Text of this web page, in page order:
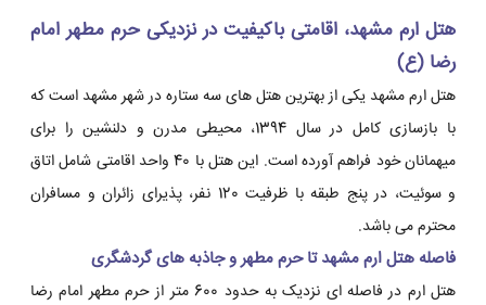
هتل ارم مشهد، اقامتی باکیفیت در نزدیکی حرم مطهر امام
رضا (ع)
هتل ارم مشهد یکی از بهترین هتل های سه ستاره در شهر مشهد است که
با بازسازی کامل در سال 1394، محیطی مدرن و دلنشین را برای
میهمانان خود فراهم آورده است. این هتل با 40 واحد اقامتی شامل اتاق
و سوئیت، در پنج طبقه با ظرفیت 120 نفر، پذیرای زائران و مسافران
محترم می باشد.
فاصله هتل ارم مشهد تا حرم مطهر و جاذبه های گردشگری
هتل ارم در فاصله ای نزدیک به حدود 600 متر از حرم مطهر امام رضا